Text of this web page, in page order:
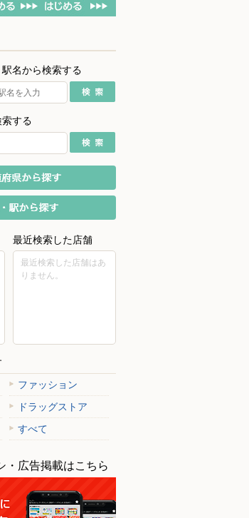
名から検索する
する
最近検索した店舗
最近検索した店舗はあ
りません。
ファッション
ドラッグストア
すべて
・広告掲載はこちら